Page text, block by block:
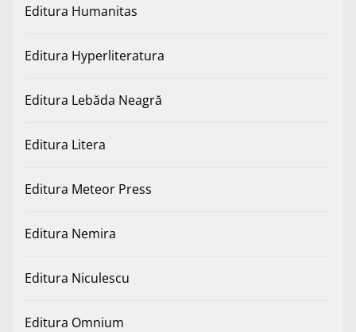
Editura Humanitas
Editura Hyperliteratura
Editura Lebăda Neagră
Editura Litera
Editura Meteor Press
Editura Nemira
Editura Niculescu
Editura Omnium